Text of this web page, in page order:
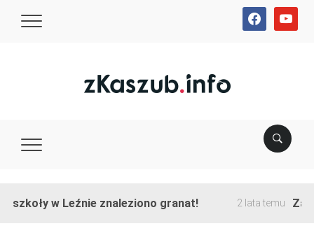
facebookyoutube
szkoły w Leźnie znaleziono granat! 2 lata temu